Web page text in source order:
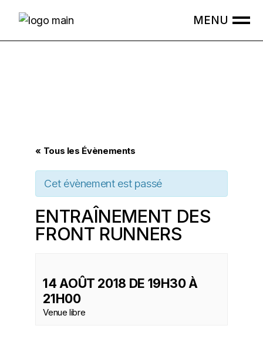
« Tous les Évènements
Cet évènement est passé
ENTRAÎNEMENT DES
FRONT RUNNERS
14 AOÛT 2018 DE 19H30À
21H00
Venue libre